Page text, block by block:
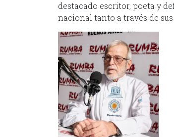
destacado escritor, poeta y
nacional tanto a través de